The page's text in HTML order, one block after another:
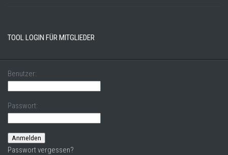
TOOL LOGIN FÜR MITGLIEDER
Benutzer:
Passwort:
Passwort vergessen?